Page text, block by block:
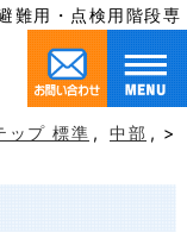
難用・点検用階段
ップ 標準 , 中部 , >